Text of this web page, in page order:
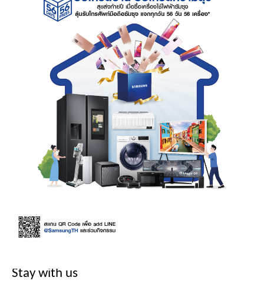
Stay with us